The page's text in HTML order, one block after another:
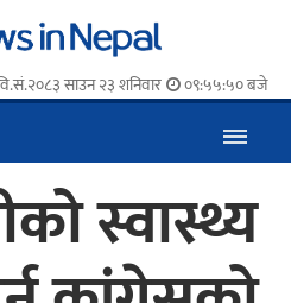
साउन २३ शनिवार ०९:५५:५१ बजे
स्वास्थ्य